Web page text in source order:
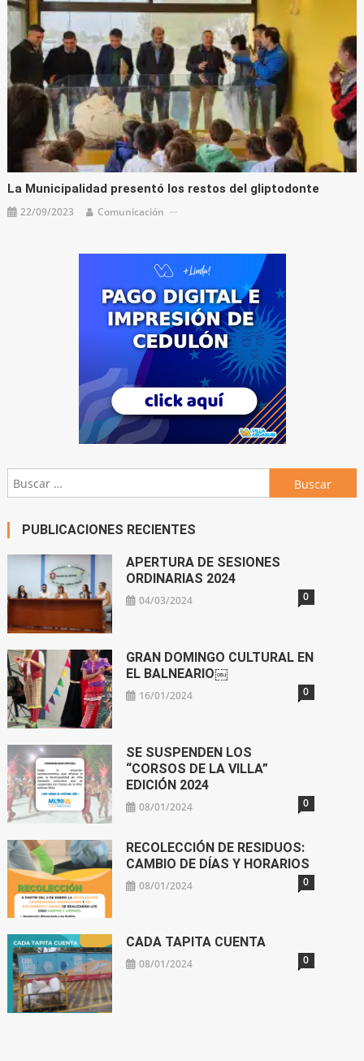
La Municipalidad presentó los restos del gliptodonte
22/09/2023 Comunicación
Buscar:
PUBLICACIONES RECIENTES
APERTURA DE SESIONES
ORDINARIAS 2024
04/03/2024 0
GRAN DOMINGO CULTURAL EN
EL BALNEARIO￼
16/01/2024 0
SE SUSPENDEN LOS
“CORSOS DE LA VILLA”
EDICIÓN 2024
08/01/2024 0
RECOLECCIÓN DE RESIDUOS:
CAMBIO DE DÍAS Y HORARIOS
08/01/2024 0
CADA TAPITA CUENTA
08/01/2024 0